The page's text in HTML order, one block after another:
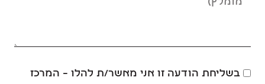
בשליחת הודעה זו אני מאשר/ת להלו – המרכז